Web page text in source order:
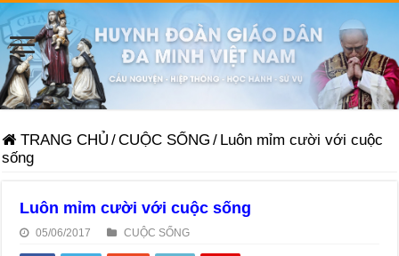
TRANG CHỦ /CUỘC SỐNG / Luôn mỉm cười với cuộc
sống
Luôn mỉm cười với cuộc sống
05/06/2017 CUỘC SỐNG